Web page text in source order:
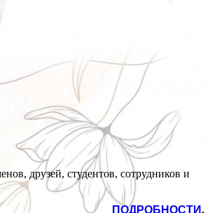
друзей, студентов, сотрудников и
ПОДРОБНОСТИ.